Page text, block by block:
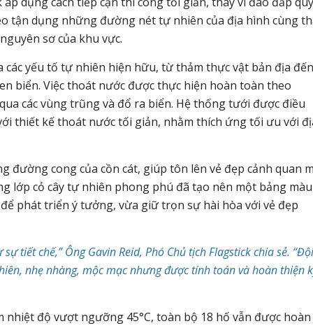
tận dụng những đường nét tự nhiên của địa hình cùng
sơ của khu vực.
yếu tố tự nhiên hiện hữu, từ thảm thực vật bản địa đến
biển. Việc thoát nước được thực hiện hoàn toàn theo
các vùng trũng và đổ ra biển. Hệ thống tưới được điều
thiết kế thoát nước tối giản, nhằm thích ứng tối ưu với
đường cong của cồn cát, giúp tôn lên vẻ đẹp cảnh quan
lớp cỏ cây tự nhiên phong phú đã tạo nên một bảng màu
phát triển ý tưởng, vừa giữ trọn sự hài hòa với vẻ đẹp
tiết chế,” Ông Gavin Reid, Phó Chủ tịch Flagstick chia sẻ. “Đội
nhẹ nhàng, mộc mạc nhưng được tính toán và hoàn thiện
độ vượt ngưỡng 45°C, toàn bộ 18 hố vẫn được hoàn